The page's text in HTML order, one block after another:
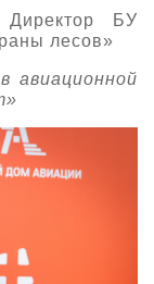
БУ
лесов»
авиационной